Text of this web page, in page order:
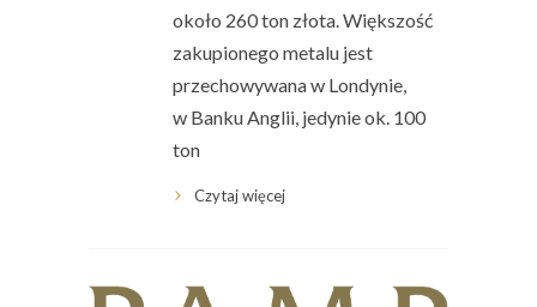
około 260 ton złota. Większość
zakupionego metalu jest
przechowywana w Londynie,
w Banku Anglii, jedynie ok. 100
ton
Czytaj więcej